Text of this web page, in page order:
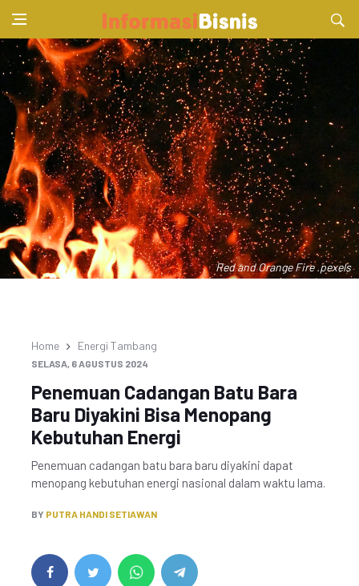
Red and Orange Fire .pexels
Home Energi Tambang
SELASA, 6 AGUSTUS 2024
Penemuan Cadangan Batu Bara
Baru Diyakini Bisa Menopang
Kebutuhan Energi
Penemuan cadangan batu bara baru diyakini dapat
menopang kebutuhan energi nasional dalam waktu lama.
BY PUTRA HANDI SETIAWAN